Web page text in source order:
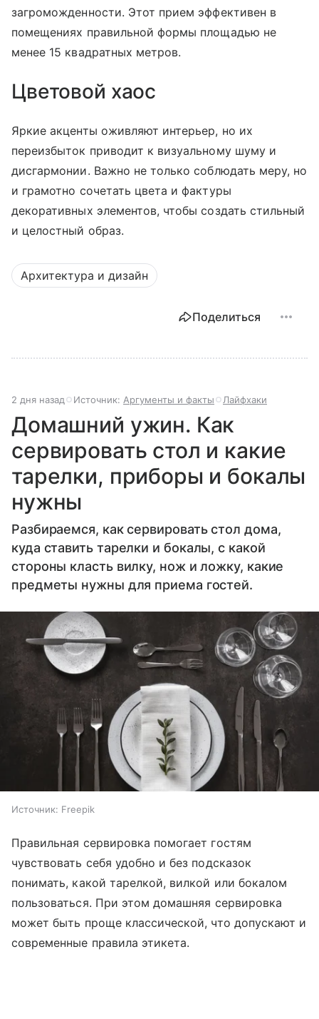
загроможденности. Этот прием эффективен в
помещениях правильной формы площадью не
менее 15 квадратных метров.
Цветовой хаос
Яркие акценты оживляют интерьер, но их
переизбыток приводит к визуальному шуму и
дисгармонии. Важно не только соблюдать меру, но
и грамотно сочетать цвета и фактуры
декоративных элементов, чтобы создать стильный
и целостный образ.
Архитектура и дизайн
Поделиться
2 дня назад Источник: Аргументы и факты Лайфхаки
Домашний ужин. Как
сервировать стол и какие
тарелки, приборы и бокалы
нужны
Разбираемся, как сервировать стол дома,
куда ставить тарелки и бокалы, с какой
стороны класть вилку, нож и ложку, какие
предметы нужны для приема гостей.
Источник: Freepik
Правильная сервировка помогает гостям
чувствовать себя удобно и без подсказок
понимать, какой тарелкой, вилкой или бокалом
пользоваться. При этом домашняя сервировка
может быть проще классической, что допускают и
современные правила этикета.